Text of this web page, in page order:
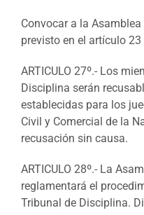
Convocar a la
previsto en el artículo 23
ARTICULO 27º.- Los
Disciplina serán
establecidas para los
Civil y Comercial de la
recusación sin causa.
ARTICULO 28º.- La
reglamentará el
Tribunal de Disciplina.